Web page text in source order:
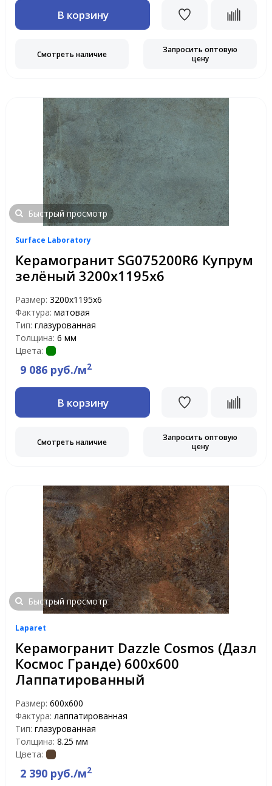
В корзину
Смотреть наличие
Запросить оптовую
цену
Быстрый просмотр
Surface Laboratory
Керамогранит SG075200R6 Купрум
зелёный 3200х1195х6
Размер: 3200х1195х6
Фактура: матовая
Тип: глазурованная
Толщина: 6 мм
Цвета:
9 086 руб./м2
В корзину
Смотреть наличие
Запросить оптовую
цену
Быстрый просмотр
Laparet
Керамогранит Dazzle Cosmos (Дазл
Космос Гранде) 600х600
Лаппатированный
Размер: 600x600
Фактура: лаппатированная
Тип: глазурованная
Толщина: 8.25 мм
Цвета:
2 390 руб./м2